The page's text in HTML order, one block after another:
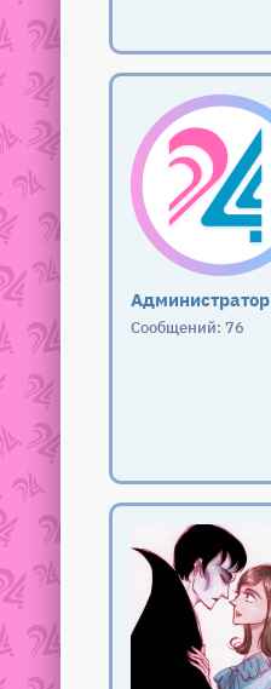
Администратор
Сообщений: 76